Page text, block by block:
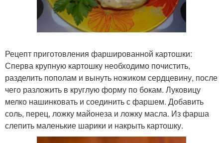
Рецепт приготовления фаршированной картошки:
Сперва крупную картошку необходимо почистить,
разделить пополам и вынуть ножиком сердцевину, после
чего разложить в круглую форму по бокам. Луковицу
мелко нашинковать и соединить с фаршем. Добавить
соль, перец, ложку майонеза и ложку масла. Из фарша
слепить маленькие шарики и накрыть картошку.